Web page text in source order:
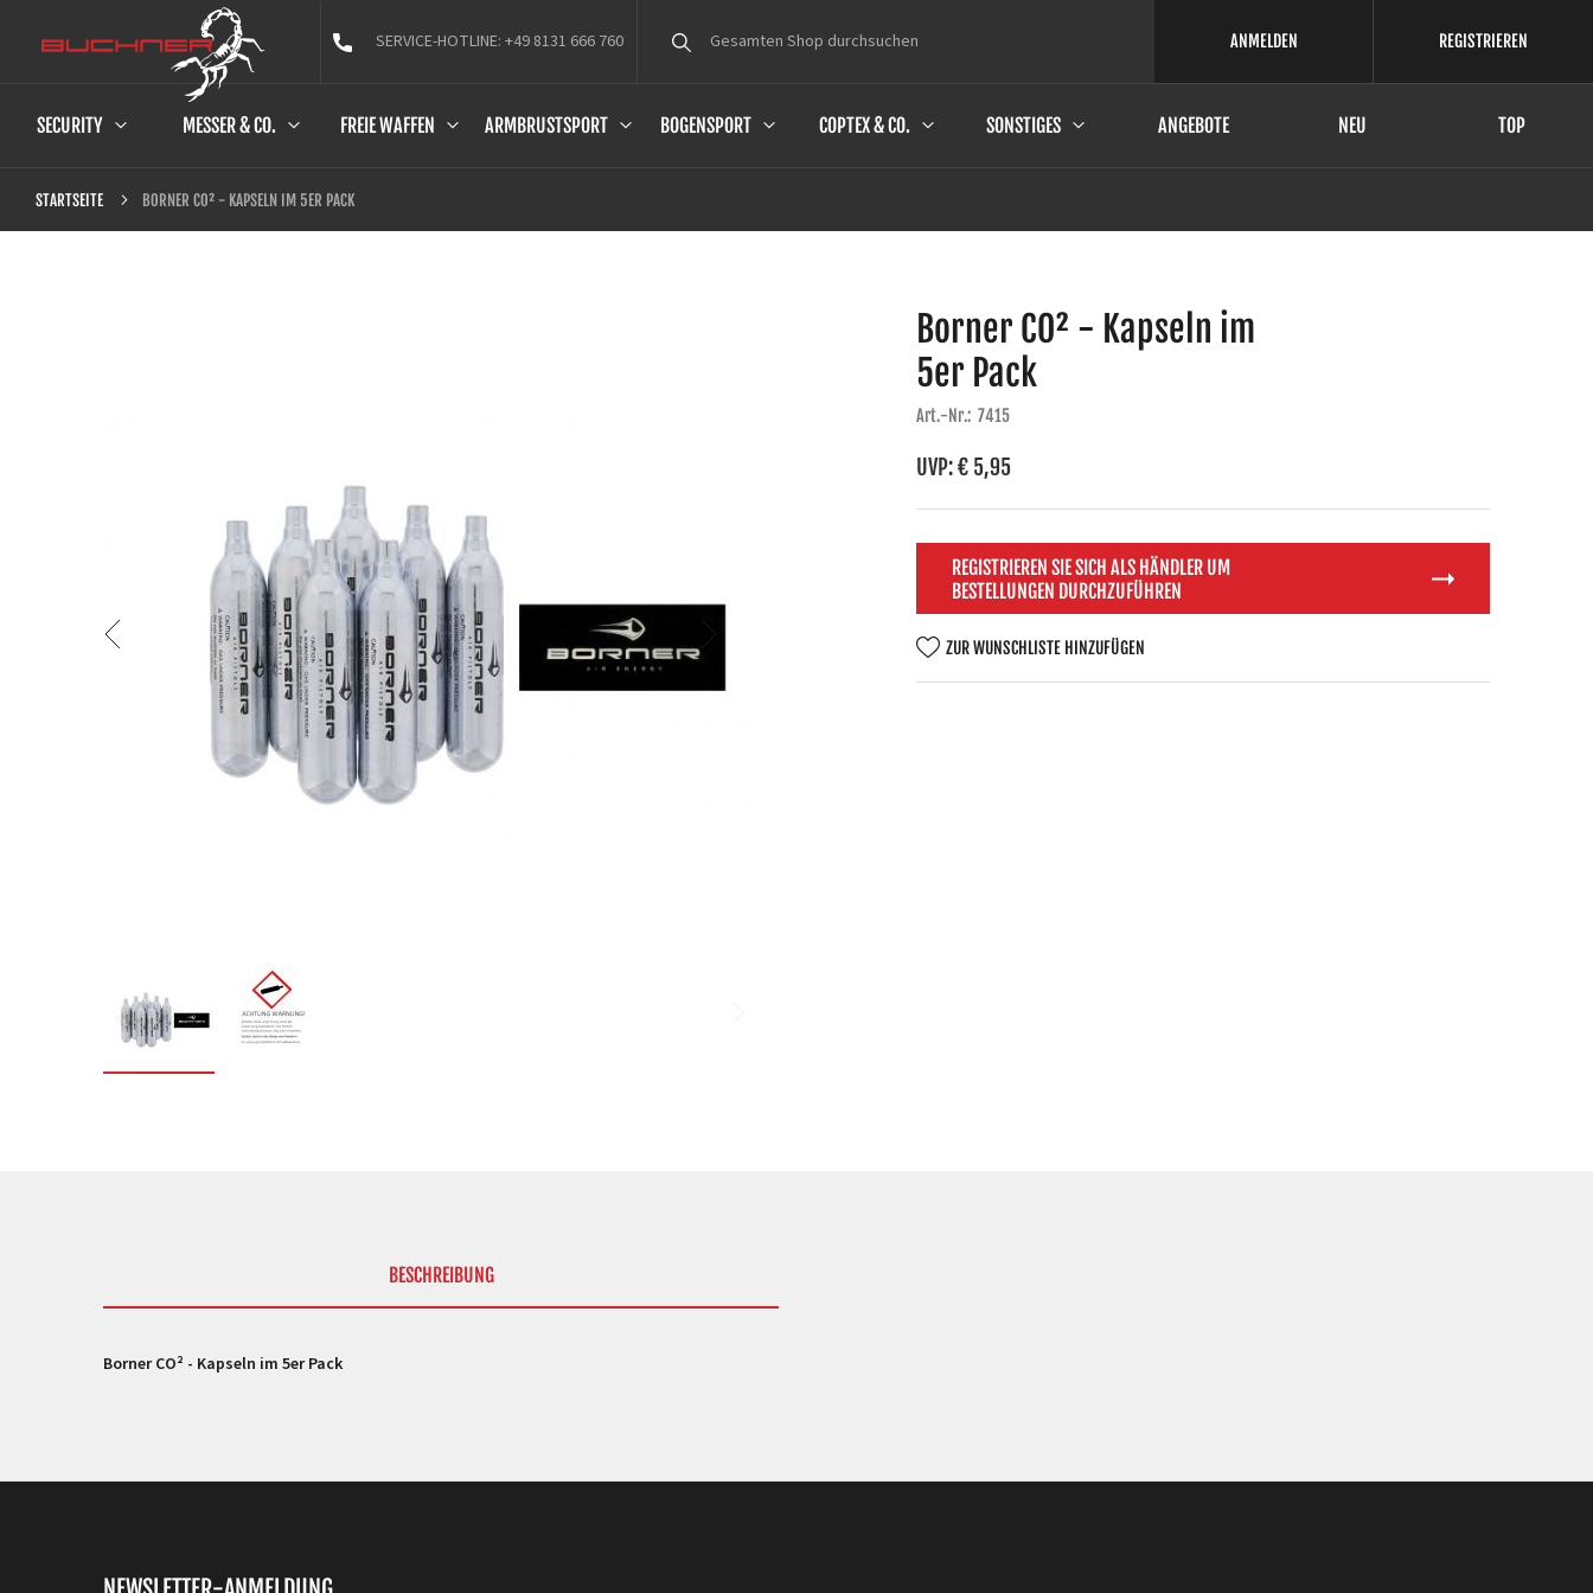
SERVICE-HOTLINE: +49 8131 666 760 ANMELDEN REGISTRIEREN
SECURITY MESSER & CO. FREIE WAFFEN ARMBRUSTSPORT BOGENSPORT COPTEX & CO. SONSTIGES ANGEBOTE NEU TOP
STARTSEITE BORNER CO² - KAPSELN IM 5ER PACK
Borner CO² - Kapseln im
5er Pack
Art.-Nr.: 7415
UVP: € 5,95
REGISTRIEREN SIE SICH ALS HÄNDLER UM
BESTELLUNGEN DURCHZUFÜHREN
ZUR WUNSCHLISTE HINZUFÜGEN
BESCHREIBUNG
Borner CO² - Kapseln im 5er Pack